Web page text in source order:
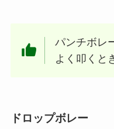
パンチボレ
よく叩くと
ドロップボレー